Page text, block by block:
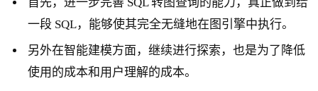
首先，进一步完善 SQL 转图查询的能力，真正做到给
一段 SQL，能够使其完全无缝地在图引擎中执行。
另外在智能建模方面，继续进行探索，也是为了降低
使用的成本和用户理解的成本。